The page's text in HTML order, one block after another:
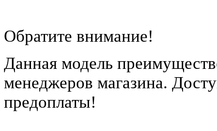
Обратите внимание!
Данная модель
менеджеров магазина.
предоплаты!